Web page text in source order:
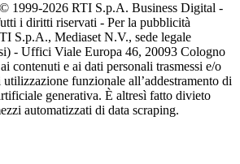
1999-2026 RTI S.p.A. Business Digital -
i diritti riservati - Per la pubblicità
S.p.A., Mediaset N.V., sede legale
- Uffici Viale Europa 46, 20093 Cologno
contenuti e ai dati personali trasmessi e/o
funzionale all’addestramento di
generativa. È altresì fatto divieto
automatizzati di data scraping.